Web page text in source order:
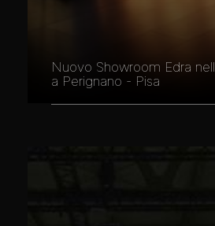
Nuovo Showroom Edra
a Perignano - Pisa